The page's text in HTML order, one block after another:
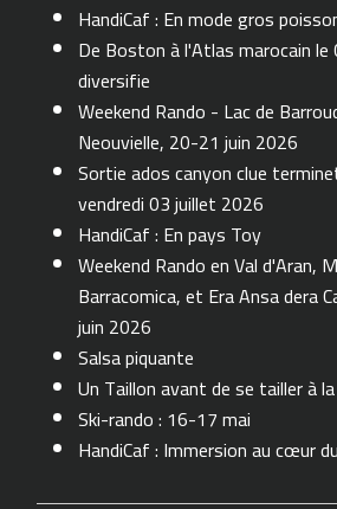
HandiCaf : En mode gros
De Boston à l'Atlas marocain le
diversifie
Weekend Rando - Lac de
Neouvielle, 20-21 juin 2026
Sortie ados canyon clue
vendredi 03 juillet 2026
HandiCaf : En pays Toy
Weekend Rando en Val d'Aran,
Barracomica, et Era Ansa dera
juin 2026
Salsa piquante
Un Taillon avant de se tailler à
Ski-rando : 16-17 mai
HandiCaf : Immersion au cœur